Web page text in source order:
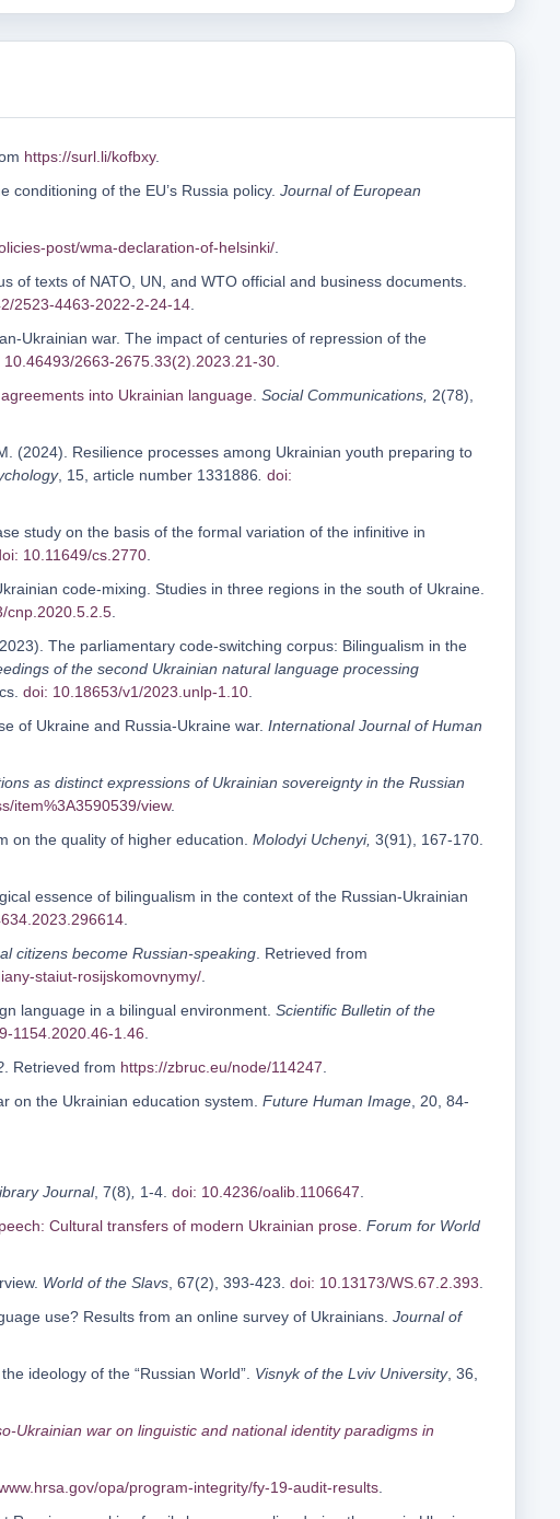
https://surl.li/kofbxy.
conditioning of the EU’s Russia policy.Journal of European
post/wma-declaration-of-helsinki/
of texts of NATO, UN, and WTO official and business documents.
2523-4463-2022-2-24-14
Ukrainian war. The impact of centuries of repression of the
10.46493/2663-2675.33(2).2023.21-30
into Ukrainian language .Social Communications, 2(78),
(2024). Resilience processes among Ukrainian youth preparing to
, 15, article number 1331886 .doi:
study on the basis of the formal variation of the infinitive in
10.11649/cs.2770
code-mixing. Studies in three regions in the south of Ukraine.
cnp.2020.5.2.5
The parliamentary code-switching corpus: Bilingualism in the
of the second Ukrainian natural language processing
doi: 10.18653/v1/2023.unlp-1.10
of Ukraine and Russia-Ukraine war.International Journal of Human
as distinct expressions of Ukrainian sovereignty in the Russian
item%3A3590539/view.
on the quality of higher education.Molodyi Uchenyi,3(91), 167-170.
essence of bilingualism in the context of the Russian-Ukrainian
citizens become Russian-speaking . Retrieved from
staiut-rosijskomovnymy/
language in a bilingual environment.Scientific Bulletin of the
1154.2020.46-1.46
. Retrieved from https://zbruc.eu/node/114247
on the Ukrainian education system.Future Human Image , 20, 84-
Journal, 7(8) 1-4.doi: 10.4236/oalib.1106647
Cultural transfers of modern Ukrainian prose .Forum for World
World of the Slavs , 67(2), 393-423.doi: 10.13173/WS.67.2.393
use? Results from an online survey of Ukrainians.Journal of
ideology of the “Russian World”. Visnyk of the Lviv University, 36,
Ukrainian war on linguistic and national identity paradigms in
opa/program-integrity/fy-19-audit-results